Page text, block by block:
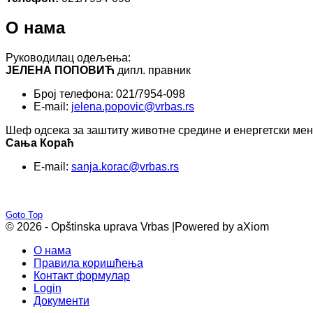
О нама
Руководилац одељења:
ЈЕЛЕНА ПОПОВИЋ дипл. правник
Број телефона: 021/7954-098
E-mail: jelena.popovic@vrbas.rs
Шеф одсека за заштиту животне средине и енергетски
Сања Кораћ
E-mail: sanja.korac@vrbas.rs
Goto Top
© 2026 - Opštinska uprava Vrbas | Powered by aXiom
О нама
Правила коришћења
Контакт формулар
Login
Документи